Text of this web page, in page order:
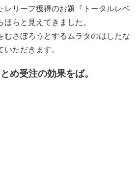
レリーフ獲得のお題『トータルレベ
らと見えてきました。
むさぼろうとするムラタのはしたな
ただきます。
め受注の効果をば。